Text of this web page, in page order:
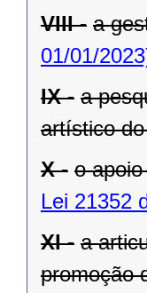
VIII - a
01/01/
IX - a
artístico
X - o
Lei 21352
XI - a
promoção